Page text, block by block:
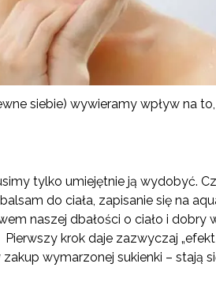
siebie) wywieramy wpływ na to,
tylko umiejętnie ją wydobyć.
do ciała, zapisanie się na
naszej dbałości o ciało i
krok daje zazwyczaj
wymarzonej sukienki – stają